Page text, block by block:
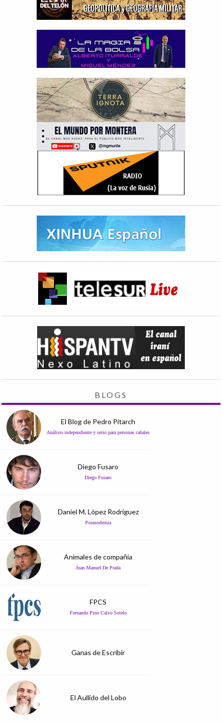
BLOGS
El Blog de Pedro Pitarch
Análisis independiente y serio para personas cabales
Diego Fusaro
Diego Fusaro
Daniel M. López Rodríguez
Posmodernia
Animales de compañía
Juan Manuel De Prada
FPCS
Fernando Pino Calvo Sotelo
Ganas de Escribir
El Aullido del Lobo